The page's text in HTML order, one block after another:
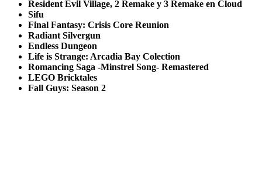
Resident Evil Village, 2 Remake y 3 Remake en Cloud
Sifu
Final Fantasy: Crisis Core Reunion
Radiant Silvergun
Endless Dungeon
Life is Strange: Arcadia Bay Colection
Romancing Saga -Minstrel Song- Remastered
LEGO Bricktales
Fall Guys: Season 2